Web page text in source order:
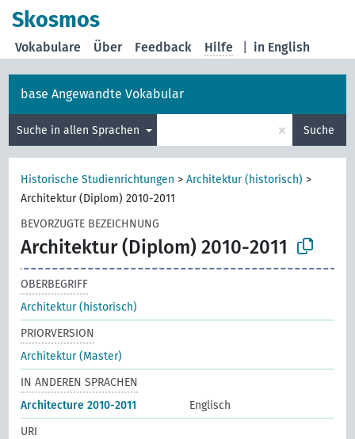
Skosmos
in English
Vokabulare Über Feedback Hilfe
base Angewandte Vokabular
Suche in allen Sprachen × Suche
Historische Studienrichtungen >Architektur (historisch) >
Architektur (Diplom) 2010-2011
BEVORZUGTE BEZEICHNUNG
Architektur (Diplom) 2010-2011
OBERBEGRIFF
Architektur (historisch)
PRIORVERSION
Architektur (Master)
IN ANDEREN SPRACHEN
Architecture 2010-2011
Englisch
URI